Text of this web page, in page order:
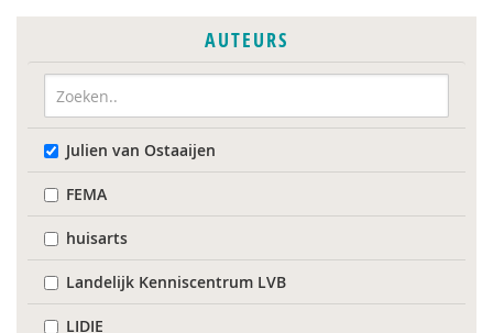
AUTEURS
Julien van Ostaaijen
FEMA
huisarts
Landelijk Kenniscentrum LVB
LIDIE